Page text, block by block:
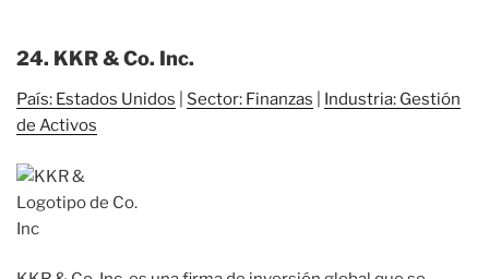
24. KKR & Co. Inc.
País: Estados Unidos Sector: Finanzas
Industria: Gestión
de Activos